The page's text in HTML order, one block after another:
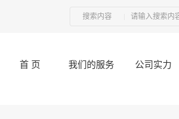
烈祝贺广东优科联合UL举办的“接插件产品技术
搜索内容
首 页 我们的服务 公司实力